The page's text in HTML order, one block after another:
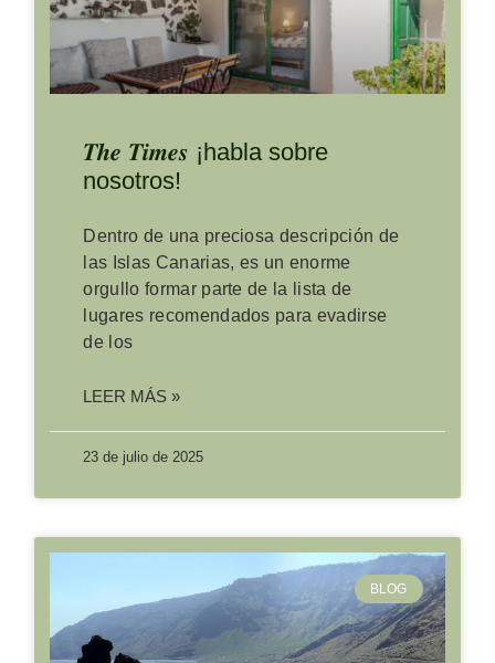
𝑻𝒉𝒆 𝑻𝒊𝒎𝒆𝒔 ¡habla sobre
nosotros!
Dentro de una preciosa descripción de
las Islas Canarias, es un enorme
orgullo formar parte de la lista de
lugares recomendados para evadirse
de los
LEER MÁS »
23 de julio de 2025
BLOG